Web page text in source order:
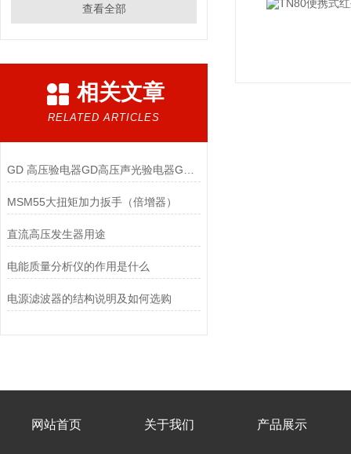
查看全部
相关文章
RELATED ARTICLES
MSM55大扭矩加力扳手（倍增器）
直流高压发生器用途
电能质量分析仪的作用是什么
电源滤波器的结构说明及如何选购
网站首页 关于我们 产品展示